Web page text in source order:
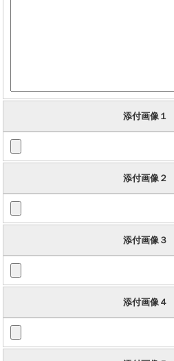
添付画像１
添付画像２
添付画像３
添付画像４